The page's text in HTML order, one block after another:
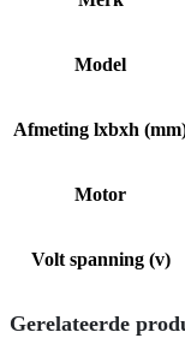
Model
Afmeting lxbxh
Motor
Volt spanning (v)
Gerelateerde